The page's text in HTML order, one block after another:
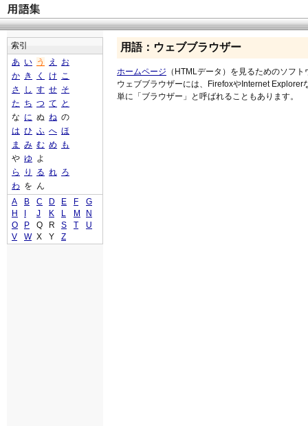
用語：ウェブブラウザー
ホームページ （HTMLデータ）を見るためのソフ
ウェブブラウザーには、FirefoxやInternet Explorer
単に「ブラウザー」と呼ばれることもあります。
索引
あ い う え
お
か き く け こ
さ
し す せ そ
た ち つ て
と
な に ぬ ね の
は ひ ふ へ ほ
ま
み む め
も
や ゆ よ
ら
り る れ ろ
わ を ん
A
B C D E F
G
H
J K L M
N
O
P Q R S T
U
V
W X Y Z